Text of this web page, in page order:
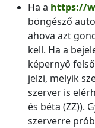
Ha a https://
böngésző
ahova azt
kell. Ha a
képernyő
jelzi, melyik
szerver is
és béta (ZZ)).
szerverre